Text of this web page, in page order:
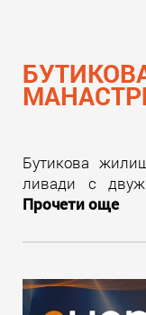
Бутикова
ливади с
Прочети още